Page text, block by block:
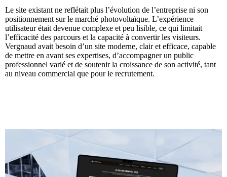
Le site existant ne reflétait plus l’évolution de l’entreprise ni son
positionnement sur le marché photovoltaïque. L’expérience
utilisateur était devenue complexe et peu lisible, ce qui limitait
l’efficacité des parcours et la capacité à convertir les visiteurs.
Vergnaud avait besoin d’un site moderne, clair et efficace, capable
de mettre en avant ses expertises, d’accompagner un public
professionnel varié et de soutenir la croissance de son activité, tant
au niveau commercial que pour le recrutement.